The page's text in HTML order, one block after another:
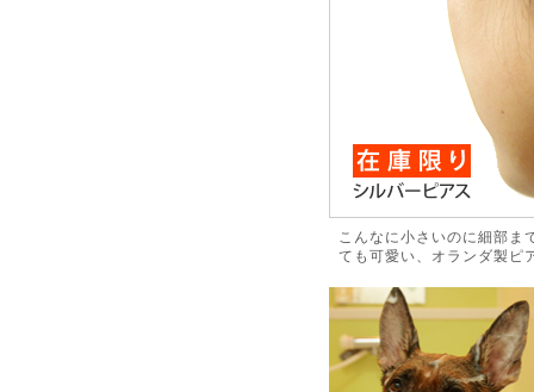
こんなに小さいのに細部ま
ても可愛い、オランダ製ピ